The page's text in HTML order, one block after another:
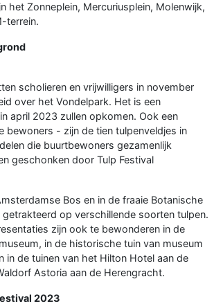
het Zonneplein, Mercuriusplein, Molenwijk,
terrein.
scholieren en vrijwilligers in november
over het Vondelpark. Het is een
april 2023 zullen opkomen. Ook een
bewoners - zijn de tien tulpenveldjes in
die buurtbewoners gezamenlijk
geschonken door Tulp Festival
Bos en in de fraaie Botanische
getrakteerd op verschillende soorten tulpen.
zijn ook te bewonderen in de
in de historische tuin van museum
in de tuinen van het Hilton Hotel aan de
Astoria aan de Herengracht.
2023